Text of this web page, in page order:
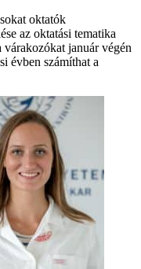
oktatók
az oktatási tematika
január végén
évben számíthat a